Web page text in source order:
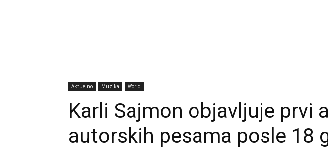
Aktuelno Muzika World
Karli Sajmon objavljuje prvi
autorskih pesama posle 18